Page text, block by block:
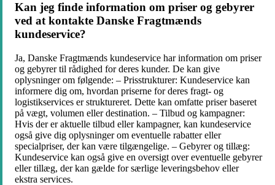
Kan jeg finde information om priser og gebyrer
ved at kontakte Danske Fragtmænds
kundeservice?
Ja, Danske Fragtmænds kundeservice har information om priser
og gebyrer til rådighed for deres kunder. De kan give
oplysninger om følgende: – Prisstrukturer: Kundeservice kan
informere dig om, hvordan priserne for deres fragt- og
logistikservices er struktureret. Dette kan omfatte priser baseret
på vægt, volumen eller destination. – Tilbud og kampagner:
Hvis der er aktuelle tilbud eller kampagner, kan kundeservice
også give dig oplysninger om eventuelle rabatter eller
specialpriser, der kan være tilgængelige. – Gebyrer og tillæg:
Kundeservice kan også give en oversigt over eventuelle gebyrer
eller tillæg, der kan gælde for særlige leveringsbehov eller
ekstra services.